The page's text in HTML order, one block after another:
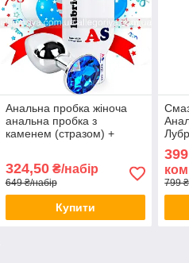
Анальна пробка жіноча
анальна пробка з
каменем (стразом) +
324,50₴/набір
649 ₴/набір
Купити
799